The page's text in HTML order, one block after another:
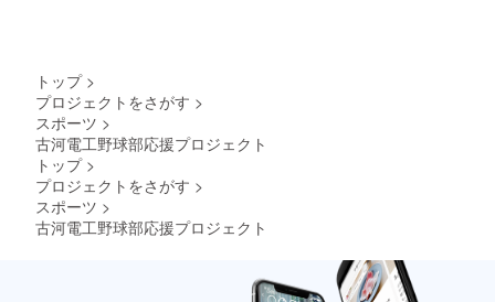
トップ >
プロジェクトをさがす >
スポーツ >
古河電工野球部応援プロジェクト
トップ >
プロジェクトをさがす >
スポーツ >
古河電工野球部応援プロジェクト